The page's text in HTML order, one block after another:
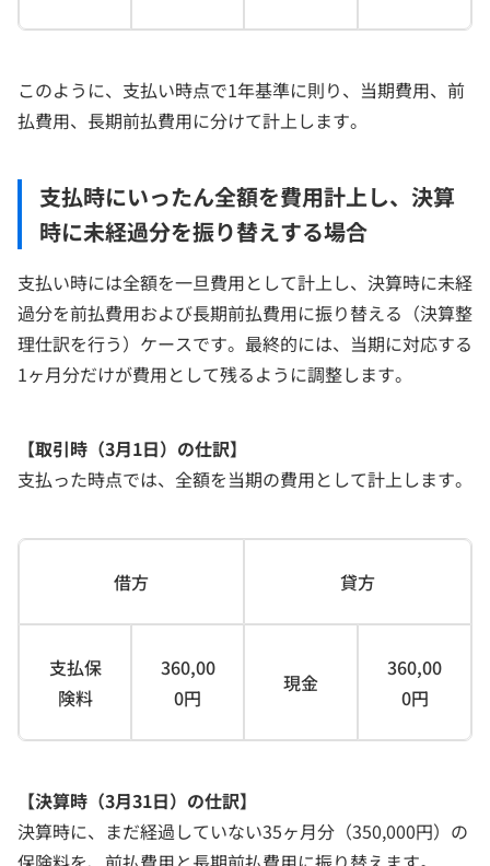
このように、支払い時点で1年基準に則り、当期費用、前
払費用、長期前払費用に分けて計上します。
支払時にいったん全額を費用計上し、決算
時に未経過分を振り替えする場合
支払い時には全額を一旦費用として計上し、決算時に未経
過分を前払費用および長期前払費用に振り替える（決算整
理仕訳を行う）ケースです。最終的には、当期に対応する
1ヶ月分だけが費用として残るように調整します。
【取引時（3月1日）の仕訳】
支払った時点では、全額を当期の費用として計上します。
借方 貸方
支払保
険料
360,00
0円
現金
360,00
0円
【決算時（3月31日）の仕訳】
決算時に、まだ経過していない35ヶ月分（350,000円）の